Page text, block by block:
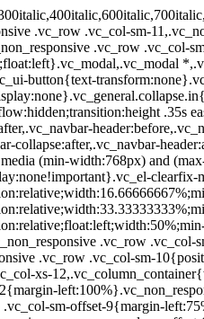
sm-offset-12{margin-left:100%}.vc_non_responsive .vc_row .vc_col-sm-offset-11{margin-left:91.66666667%}.vc_non_responsive .vc_row .vc_col-sm-offset-10{margin-left:83.33333333%}.vc_non_responsive .vc_row .vc_col-sm-offset-9{margin-left:75%}.vc_non_responsive .vc_row .vc_col-sm-offset-8{margin-left:66.66666667%}.vc_non_responsive .vc_row .vc_col-sm-offset-7{margin-left:58.33333333%}.vc_non_responsive .vc_row .vc_col-sm-offset-6{margin-left:50%}.vc_non_responsive .vc_row .vc_col-sm-offset-5{margin-left:41.66666667%}.vc_non_responsive .vc_row .vc_col-sm-offset-4{margin-left:33.33333333%}.vc_non_responsive .vc_row .vc_col-sm-offset-3{margin-left:25%}.vc_non_responsive .vc_row .vc_col-sm-offset-2{margin-left:16.66666667%}.vc_non_responsive .vc_row .vc_col-sm-offset-1{margin-left:8.33333333%}.vc_non_responsive .vc_row .vc_col-sm-offset-0{margin-left:0}.vc_non_responsive .vc_row .vc_hidden-sm{display:none!important}.vc_row{margin-left:-15px;margin-right:-15px}.vc_col-lg-1,.vc_col-lg-10,.vc_col-lg-11,.vc_col-lg-12,.vc_col-lg-2,.vc_col-lg-3,.vc_col-lg-4,.vc_col-lg-5,.vc_col-lg-6,.vc_col-lg-7,.vc_col-lg-8,.vc_col-lg-9,.vc_col-md-1,.vc_col-md-10,.vc_col-md-11,.vc_col-md-12,.vc_col-md-2,.vc_col-md-3,.vc_col-md-4,.vc_col-md-5,.vc_col-md-6,.vc_col-md-7,.vc_col-md-8,.vc_col-md-9,.vc_col-sm-1,.vc_col-sm-10,.vc_col-sm-11,.vc_col-sm-12,.vc_col-sm-2,.vc_col-sm-3,.vc_col-sm-4,.vc_col-sm-5,.vc_col-sm-6,.vc_col-sm-7,.vc_col-sm-8,.vc_col-sm-9,.vc_col-xs-1,.vc_col-xs-10,.vc_col-xs-11,.vc_col-xs-12,.vc_col-xs-2,.vc_col-xs-3,.vc_col-xs-4,.vc_col-xs-5,.vc_col-xs-6,.vc_col-xs-7,.vc_col-